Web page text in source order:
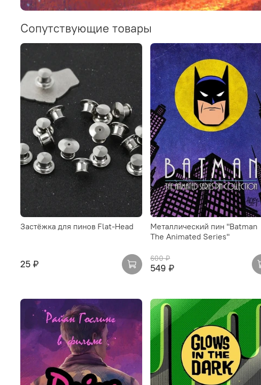
Сопутствующие товары
Застёжка для пинов Flat-Head
25 ₽
Металлический пин "Batman
The Animated Series"
600 ₽
549 ₽